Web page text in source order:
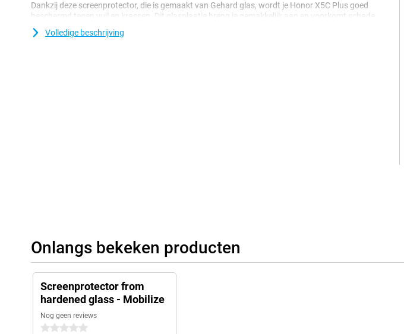
Dankzij deze screenprotector, die is gemaakt van Gehard glas, wordt je Honor X5C Plus goed
beschermd tegen vuil en krassen. Dit glasplaatje breng je gemakkelijk aan en voorkomt schade
aan je scherm.
Volledige beschrijving
Onlangs bekeken producten
Screenprotector from
hardened glass - Mobilize
Nog geen reviews
0 sterren